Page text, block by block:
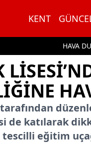
KENT
HAVA
de katılarak
eğitim